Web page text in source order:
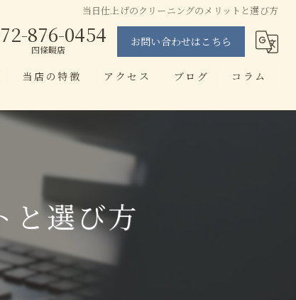
当日仕上げのクリーニングのメリットと選び方
876-0454
四條畷店
お問い合わせはこちら
当店の特徴
当日仕上げ
ブランド
アプリ
アクセス
せんたく工房 四條畷店
ブログ コラム
と選び方